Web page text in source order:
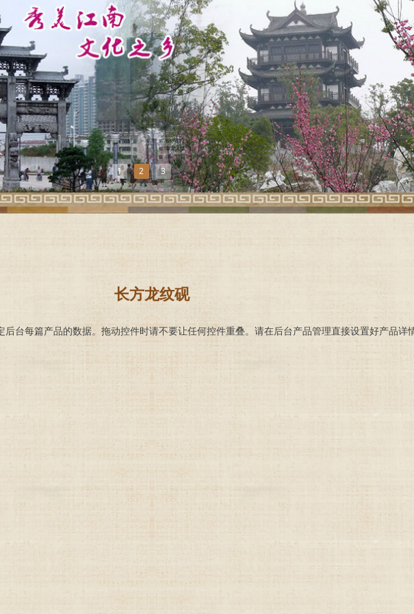
1 2 3
长方龙纹砚
后台每篇产品的数据。拖动控件时请不要让任何控件重叠。请在后台产品管理直接设置好产品详